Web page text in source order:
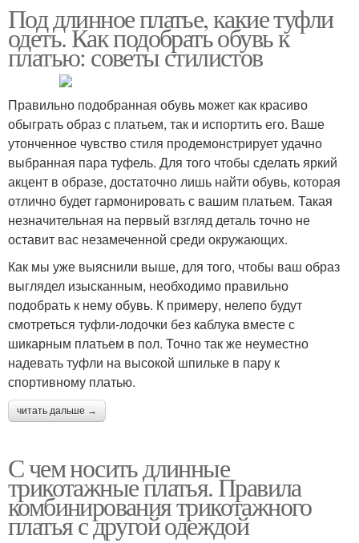
Под длинное платье, какие туфли
одеть. Как подобрать обувь к
платью: советы стилистов
Правильно подобранная обувь может как красиво
обыграть образ с платьем, так и испортить его. Ваше
утонченное чувство стиля продемонстрирует удачно
выбранная пара туфель. Для того чтобы сделать яркий
акцент в образе, достаточно лишь найти обувь, которая
отлично будет гармонировать с вашим платьем. Такая
незначительная на первый взгляд деталь точно не
оставит вас незамеченной среди окружающих.
Как мы уже выяснили выше, для того, чтобы ваш образ
выглядел изысканным, необходимо правильно
подобрать к нему обувь. К примеру, нелепо будут
смотреться туфли-лодочки без каблука вместе с
шикарным платьем в пол. Точно так же неуместно
надевать туфли на высокой шпильке в пару к
спортивному платью.
читать дальше →
С чем носить длинные
трикотажные платья. Правила
комбинирования трикотажного
платья с другой одеждой